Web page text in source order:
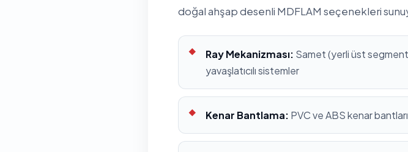
doğal ahşap desenli MDFLAM seçenekleri
Ray Mekanizması: Samet (yerli üst
yavaşlatıcılı sistemler
Kenar Bantlama: PVC ve ABS kenar